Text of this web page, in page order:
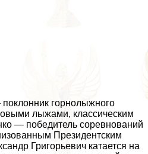
горнолыжного
лыжами, классическим
— победитель соревнований
Президентским
Григорьевич катается на